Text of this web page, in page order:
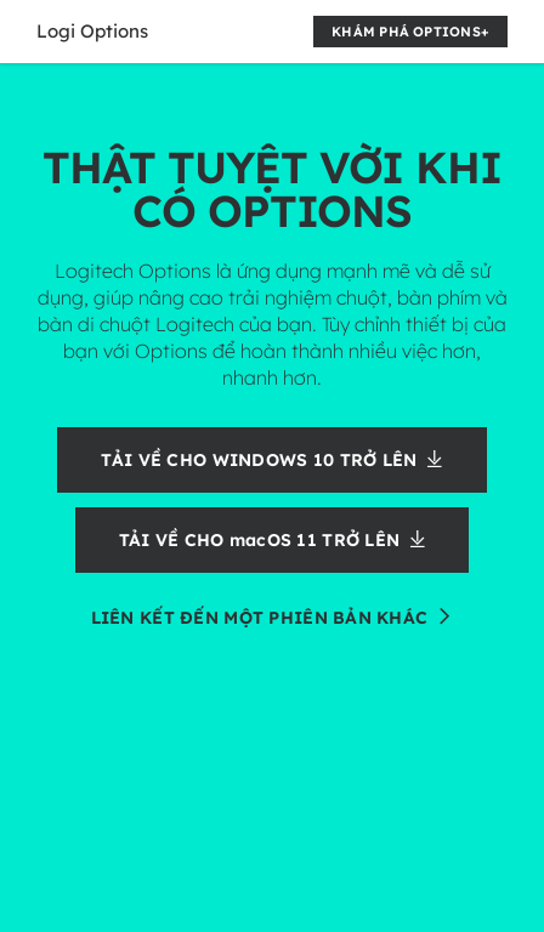
TẢI
MỀM
CHỈNH
LOGITECH
OPTIONS
Logi Options KHÁM PHÁ OPTIONS+
THẬT TUYỆT VỜI KHI
CÓ OPTIONS
Logitech Options là ứng dụng mạnh mẽ và dễ sử
dụng, giúp nâng cao trải nghiệm chuột, bàn phím và
bàn di chuột Logitech của bạn. Tùy chỉnh thiết bị của
bạn với Options để hoàn thành nhiều việc hơn,
nhanh hơn.
TẢI VỀ CHO WINDOWS 10 TRỞ LÊN
TẢI VỀ CHO macOS 11 TRỞ LÊN
LIÊN KẾT ĐẾN MỘT PHIÊN BẢN KHÁC